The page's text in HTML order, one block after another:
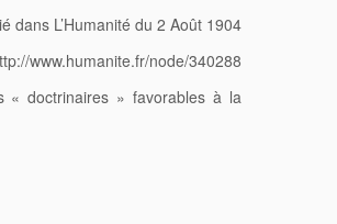
dans L’Humanité du 2 Août 1904
www.humanite.fr/node/340288
« doctrinaires » favorables à la